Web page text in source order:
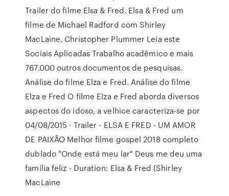
Trailer do filme Elsa & Fred. Elsa & Fred um
filme de Michael Radford com Shirley
MacLaine, Christopher Plummer Leia este
Sociais Aplicadas Trabalho acadêmico e mais
767.000 outros documentos de pesquisas.
Análise do filme Elza e Fred. Análise do filme
Elza e Fred O filme Elza e Fred aborda diversos
aspectos do idoso, a velhice caracteriza-se por
04/08/2015 · Trailer - ELSA E FRED - UM AMOR
DE PAIXÃO Melhor filme gospel 2018 completo
dublado "Onde está meu lar" Deus me deu uma
família feliz - Duration: Elsa & Fred (Shirley
MacLaine